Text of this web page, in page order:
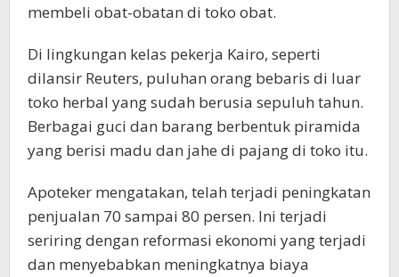
membeli obat-obatan di toko obat.
Di lingkungan kelas pekerja Kairo, seperti
dilansir Reuters, puluhan orang bebaris di luar
toko herbal yang sudah berusia sepuluh tahun.
Berbagai guci dan barang berbentuk piramida
yang berisi madu dan jahe di pajang di toko itu.
Apoteker mengatakan, telah terjadi peningkatan
penjualan 70 sampai 80 persen. Ini terjadi
seriring dengan reformasi ekonomi yang terjadi
dan menyebabkan meningkatnya biaya